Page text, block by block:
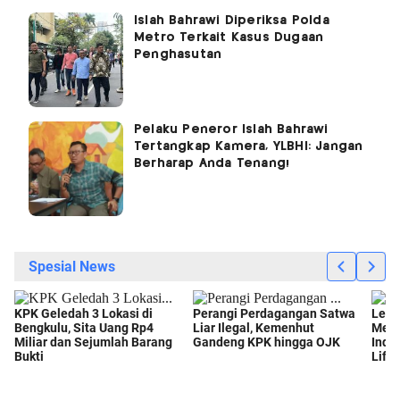
Islah Bahrawi Diperiksa Polda
Metro Terkait Kasus Dugaan
Penghasutan
Pelaku Peneror Islah Bahrawi
Tertangkap Kamera, YLBHI: Jangan
Berharap Anda Tenang!